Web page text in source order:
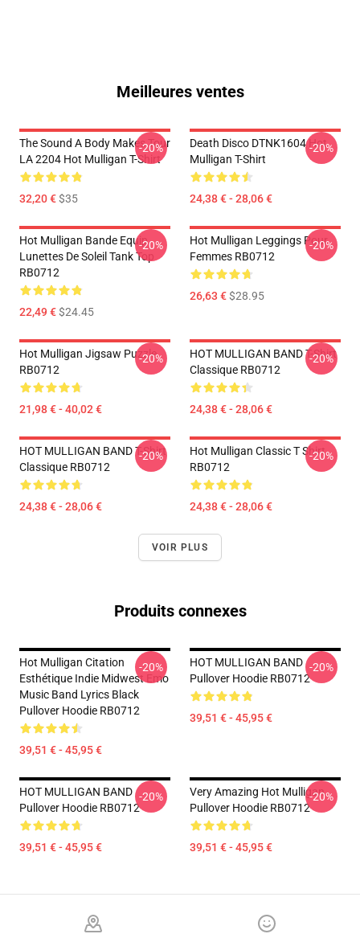
Meilleures ventes
The Sound A Body Makes Tour
LA 2204 Hot Mulligan T-Shirt
32,20 €$35
-20%
Death Disco DTNK1604 Hot
Mulligan T-Shirt
24,38 € - 28,06 €
-20%
Hot Mulligan Bande Equip
Lunettes De Soleil Tank Top
RB0712
22,49 €$24.45
-20%
Hot Mulligan Leggings Pour
Femmes RB0712
26,63 €$28.95
-20%
Hot Mulligan Jigsaw Puzzle
RB0712
21,98 € - 40,02 €
-20%
HOT MULLIGAN BAND T-Shirt
Classique RB0712
24,38 € - 28,06 €
-20%
HOT MULLIGAN BAND T-Shirt
Classique RB0712
24,38 € - 28,06 €
-20%
Hot Mulligan Classic T Shirt
RB0712
24,38 € - 28,06 €
-20%
VOIR PLUS
Produits connexes
Hot Mulligan Citation
Esthétique Indie Midwest Emo
Music Band Lyrics Black
Pullover Hoodie RB0712
39,51 € - 45,95 €
-20%
HOT MULLIGAN BAND
Pullover Hoodie RB0712
39,51 € - 45,95 €
-20%
HOT MULLIGAN BAND
Pullover Hoodie RB0712
39,51 € - 45,95 €
-20%
Very Amazing Hot Mulligan
Pullover Hoodie RB0712
39,51 € - 45,95 €
-20%